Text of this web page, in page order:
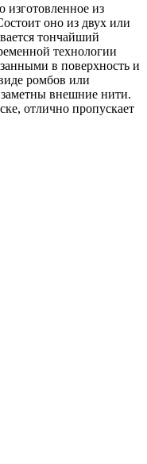
изготовленное из
оно из двух или
тончайший
технологии
в поверхность и
ромбов или
внешние нити.
отлично пропускает